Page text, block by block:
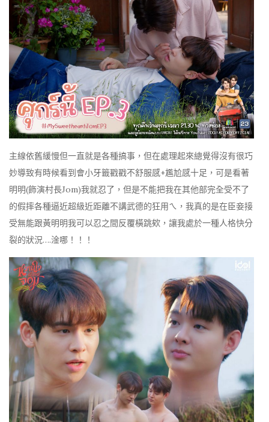
主線依舊緩慢但一直就是各種搞事，但在處理起來總覺得沒有很巧
妙導致有時候看到會小牙籤戳戳不舒服感+尷尬感十足，可是看著
明明(飾演村長Jom)我就忍了，但是不能把我在其他部完全受不了
的假摔各種逼近超級近距離不講武德的狂用ㄟ，我真的是在臣妾接
受無能跟黃明明我可以忍之間反覆橫跳欸，讓我處於一種人格快分
裂的狀況….淦哪！！！